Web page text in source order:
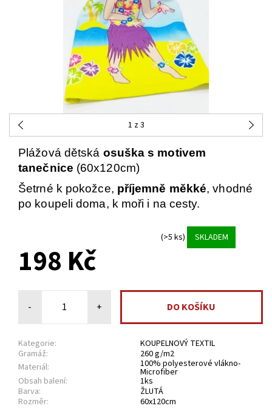
1 z 3
Plážová dětská osuška s motivem
tanečnice (60x120cm)
Šetrné k pokožce, příjemně měkké, vhodné
po koupeli doma, k moři i na cesty.
(>5 ks) SKLADEM
198 Kč
- +
Kategorie:
KOUPELNOVÝ TEXTIL
Gramáž:
260 g/m2
Materiál:
100% polyesterové vlákno-
Microfiber
Obsah balení:
1ks
Barva:
ŽLUTÁ
Rozměr:
60x120cm